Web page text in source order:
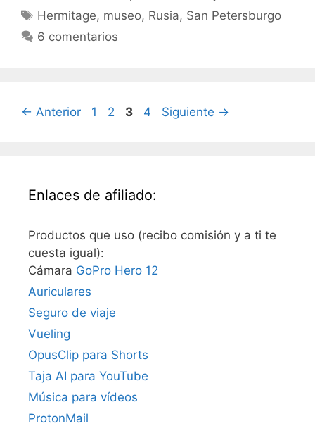
Etiquetas
Hermitage, museo, Rusia, San Petersburgo
6 comentarios
← Anterior Página
1 Página
2 Página
3 Página
4 Siguiente →
Enlaces de afiliado:
Productos que uso (recibo comisión y a ti te
cuesta igual):
Cámara GoPro Hero 12
Auriculares
Seguro de viaje
Vueling
OpusClip para Shorts
Taja AI para YouTube
Música para vídeos
ProtonMail